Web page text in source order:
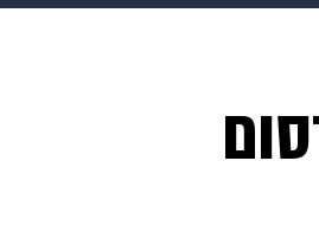
פרויקטים מיוחדים